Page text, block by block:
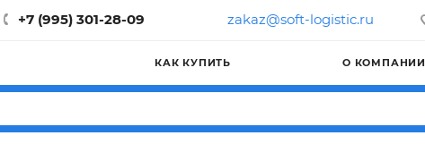
+7 (995) 301-28-09 zakaz@soft-logistic.ru
КАК КУПИТЬ О КОМПАНИИ